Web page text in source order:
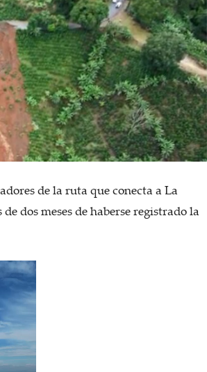
de la ruta que conecta a La
dos meses de haberse registrado la